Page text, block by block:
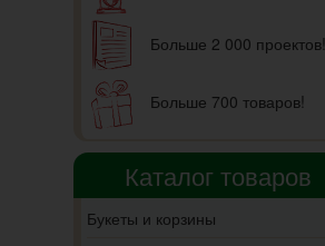
Больше 2 000 проектов!
Больше 700 товаров!
Каталог товаров
Букеты и корзины